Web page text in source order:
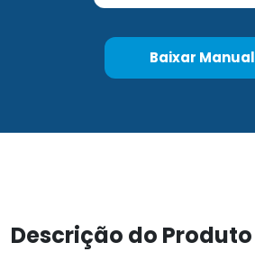
Baixar Manual
Descrição do Produto